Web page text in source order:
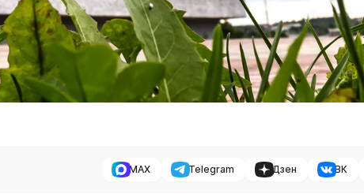
MAX Telegram Дзен ВК